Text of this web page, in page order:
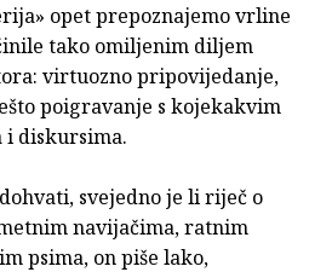
opet prepoznajemo vrline
tako omiljenim diljem
virtuozno pripovijedanje,
poigravanje s kojekakvim
i diskursima.
svejedno je li riječ o
navijačima, ratnim
psima, on piše lako,